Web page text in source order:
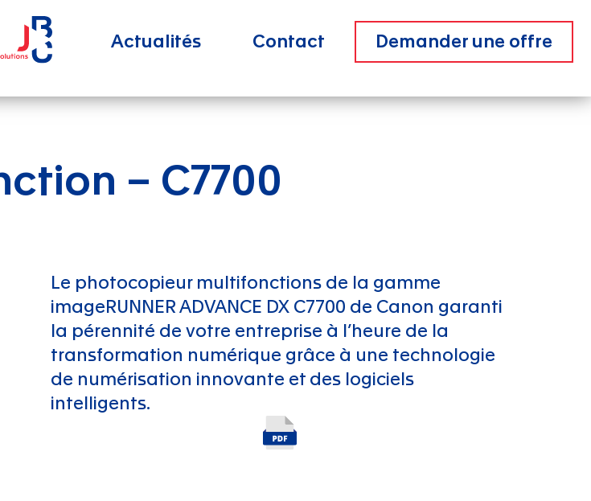
Actualités Contact Demander une offre
– C7700
Le photocopieur multifonctions de la gamme
imageRUNNER ADVANCE DX C7700 de Canon garanti
la pérennité de votre entreprise à l’heure de la
transformation numérique grâce à une technologie
de numérisation innovante et des logiciels
intelligents.